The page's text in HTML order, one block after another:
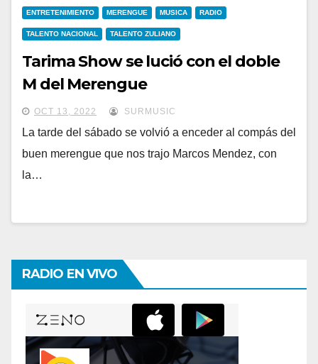
ENTRETENIMIENTO MERENGUE MUSICA RADIO
TALENTO NACIONAL TALENTO ZULIANO
Tarima Show se lució con el doble
M del Merengue
OCT 13, 2022 SURMUSIC
La tarde del sábado se volvió a enceder al compás del
buen merengue que nos trajo Marcos Mendez, con
la…
RADIO EN VIVO